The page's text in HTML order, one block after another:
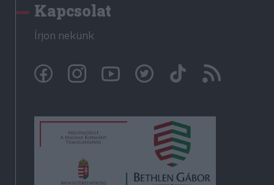
Kapcsolat
Írjon nekünk